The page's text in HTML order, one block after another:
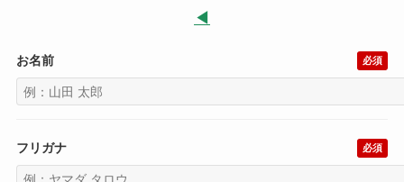
◀
お名前 必須
フリガナ 必須